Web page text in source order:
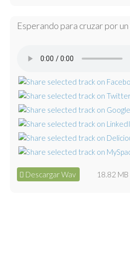
Esperando para cruzar por
Descargar Wav 18.82 MB